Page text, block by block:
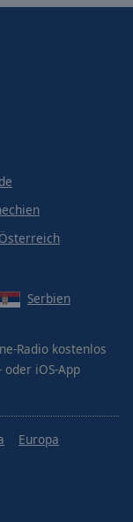
Österreich
Serbien
Radio kostenlos
iOS-App
Europa